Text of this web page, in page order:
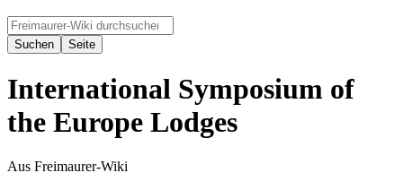
International Symposium of
the Europe Lodges
Aus Freimaurer-Wiki